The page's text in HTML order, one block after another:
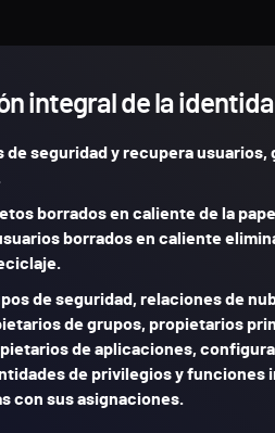
integral de la
de seguridad y recupera usuarios,
borrados en caliente de la
borrados en caliente
de seguridad, relaciones de
de grupos, propietarios
de aplicaciones,
de privilegios y funciones
con sus asignaciones.